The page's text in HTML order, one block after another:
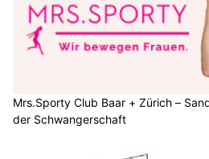
Mrs.Sporty Club Baar + Zürich –
der Schwangerschaft